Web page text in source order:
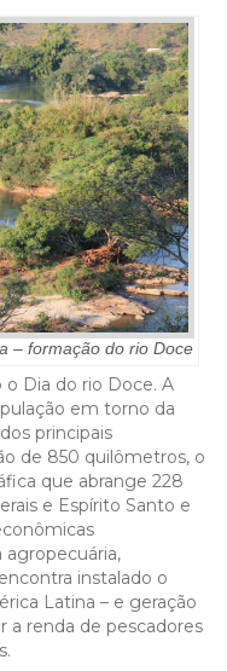
– formação do rio Doce
o Dia do rio Doce. A
em torno da
principais
de 850 quilômetros, o
que abrange 228
e Espírito Santo e
agropecuária,
instalado o
Latina – e geração
a renda de pescadores